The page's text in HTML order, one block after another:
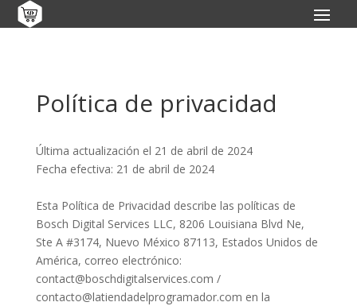
Política de privacidad
Última actualización el 21 de abril de 2024
Fecha efectiva: 21 de abril de 2024
Esta Política de Privacidad describe las políticas de
Bosch Digital Services LLC, 8206 Louisiana Blvd Ne,
Ste A #3174, Nuevo México 87113, Estados Unidos de
América, correo electrónico:
contact@boschdigitalservices.com /
contacto@latiendadelprogramador.com en la